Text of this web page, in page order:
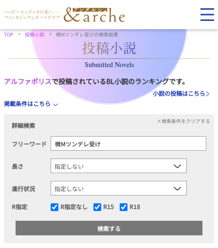
TOP 投稿小説 微Mツンデレ受けの検索結果
Submitted Novels
アルファポリスで投稿されているBL小説のランキングです。
小説の投稿はこちら
掲載条件はこちら
詳細検索
×検索条件をクリアする
フリーワード
長さ
進行状況
R指定 R指定なし R15 R18